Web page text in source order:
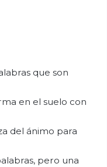
que son
en el suelo con
del ánimo para
pero una